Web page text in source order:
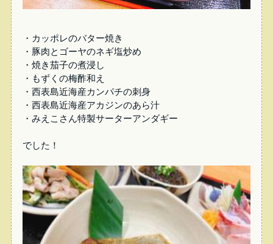
・カッポレのバター焼き
・豚肉とゴーヤのネギ塩炒め
・焼き茄子の煮浸し
・もずくの梅酢和え
・西表島近海産カンパチの刺身
・西表島近海産アカジンのあら汁
・みえこさん特製サーターアンダギー
でした！